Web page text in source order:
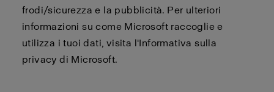
frodi/sicurezza e la pubblicità. Per ulteriori
informazioni su come Microsoft raccoglie e
utilizza i tuoi dati, visita l'Informativa sulla
privacy di Microsoft.